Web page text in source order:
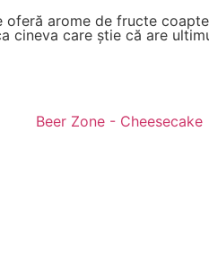
arome de fructe
cineva care știe că are